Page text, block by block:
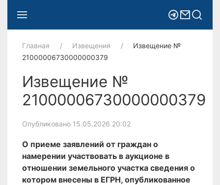
Главная Извещения
Извещение №
21000006730000000379
Извещение №
21000006730000000379
Опубликовано 15.05.2026 20:02
О приеме заявлений от граждан о
намерении участвовать в аукционе в
отношении земельного участка сведения о
котором внесены в ЕГРН, опубликованное